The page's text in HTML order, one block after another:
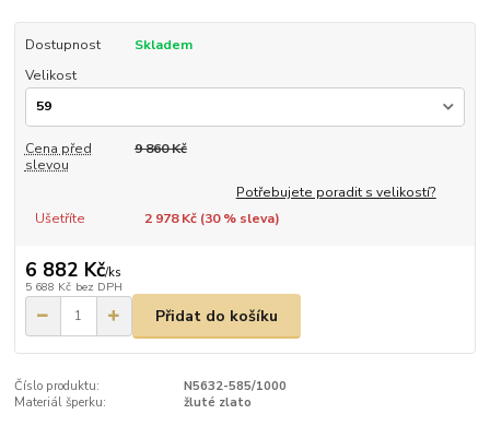
Dostupnost
Skladem
Velikost
Cena před
slevou
9 860 Kč
Potřebujete poradit s velikostí?
Ušetříte
2 978 Kč (30% sleva)
6 882 Kč/ks
5 688 Kč bez DPH
Přidat do košíku
Číslo produktu:
N5632-585/1000
Materiál šperku:
žluté zlato